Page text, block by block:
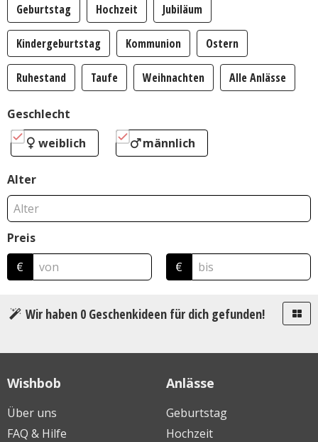
Geburtstag Hochzeit Jubiläum
Kindergeburtstag Kommunion Ostern
Ruhestand Taufe Weihnachten Alle Anlässe
Geschlecht
weiblich
männlich
Alter
Preis
€
€
Wir haben 0 Geschenkideen für dich gefunden!
Wishbob
Über uns
FAQ & Hilfe
Anlässe
Geburtstag
Hochzeit